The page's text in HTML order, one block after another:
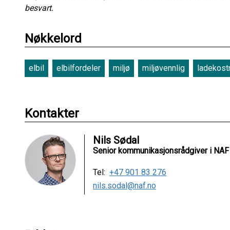
besvart.
Nøkkelord
elbil elbilfordeler miljø miljøvennlig
Kontakter
Nils Sødal
Senior kommunikasjonsrådgiver i NAF
Tel: +47 901 83 276
nils.sodal@naf.no